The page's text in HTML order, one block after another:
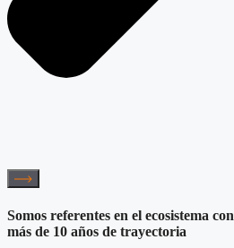
Somos referentes en el ecosistema con
más de 10 años de trayectoria